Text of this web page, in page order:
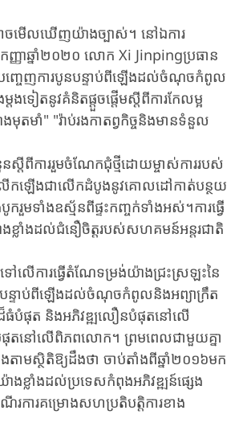
ច​មើលឃើញ​យ៉ាង​ច្បាស់។ នៅឯការ
ញាឆ្នាំ២០២០​ លោក Xi Jinpingប្រធាន​
បញ្ចេញ​ការ​បូន​បន្ទាប់​ពីឡើង​ដល់​ចំណុច​កំពូល​
ទៀតនូវគំនិតផ្តួចផ្តើមស្តីពី​ការ​កែលម្អ
មាំ" "​រ៉ាប់​រង​កាតព្វកិច្ច​និង​មាន​ទំនួល​
ពី​ការ​រួម​ចំណែក​ជុំ​ថ្មី​ដោយ​ម្ចាស់​ការ​របស់​
ើក​ឡើង​ជា​លើក​ដំបូង​នូវ​គោល​ដៅ​កាត់​បន្ថយ​
ម​ទាំង​ឧស្ម័ន​ពីផ្ទះ​កញ្ចក់ទាំង​អស់។ការ​ធ្វើ​
ខ្លាំង​ដល់​ជំនឿ​ចិត្ត​របស់​​សហគមន៍​អន្តរជាតិ​
លើ​ការ​ធ្វើ​តំណែទម្រង់​យ៉ាង​ជ្រះ​ស្រឡះ​នៃ​
បន្ទាប់​ពីឡើង​ដល់​ចំណុច​កំពូល​និង​អព្យាក្រឹត
ដ៏​ធំ​បំផុ​ត និង​អភិវឌ្ឍ​លឿនបំផុតនៅ​លើ​
តនៅ​លើ​ពិភពលោក។ ព្រម​ពេល​ជា​មួយ​គ្នា​
តាមស្ថិតិឱ្យ​ដឹង​ថា ចាប់តាំងពីឆ្នាំ២០១៦មក
ងខ្លាំងដល់ប្រទេសកំពុងអភិវឌ្ឍន៍ផ្សេង
រ​ការ​គម្រោង​សហ​ប្រតិបត្តិការ​ខាង​